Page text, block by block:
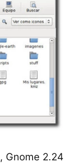
, Gnome 2.24